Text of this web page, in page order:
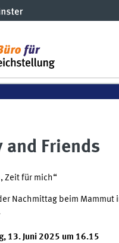
and Friends
Zeit für mich“
Nachmittag beim Mammut
13. Juni 2025 um 16.15